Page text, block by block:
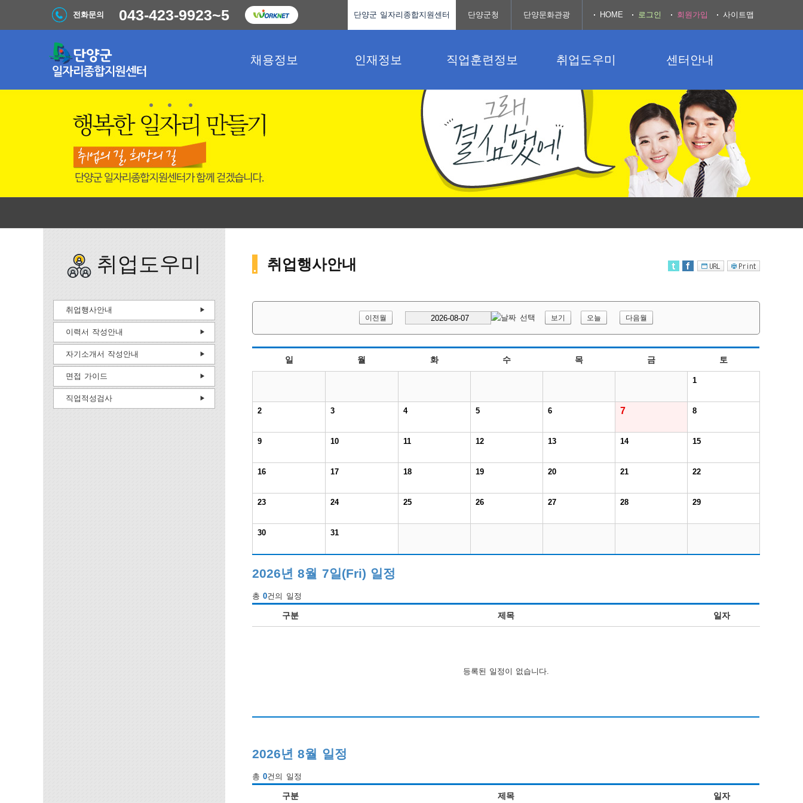
채용정보 인재정보 직업훈련정보 취업도우미 센터안내
전화문의 043-423-9923~5 단양군 일자리종합지원센터 단양군청 단양문화관광 HOME 로그인 회원가입 사이트맵
취업행사안내
이전월 보기 오늘 다음월
일 월 화 수 목 금 토
1
2 3 4 5 6 7 8
9 10 11 12 13 14 15
16 17 18 19 20 21 22
23 24 25 26 27 28 29
30 31
2026년 8월 7일(Fri) 일정
총0건의 일정
구분 제목 일자
등록된 일정이 없습니다.
2026년 8월 일정
총0건의 일정
구분 제목 일자
취업도우미
취업행사안내
이력서 작성안내
자기소개서 작성안내
면접 가이드
직업적성검사